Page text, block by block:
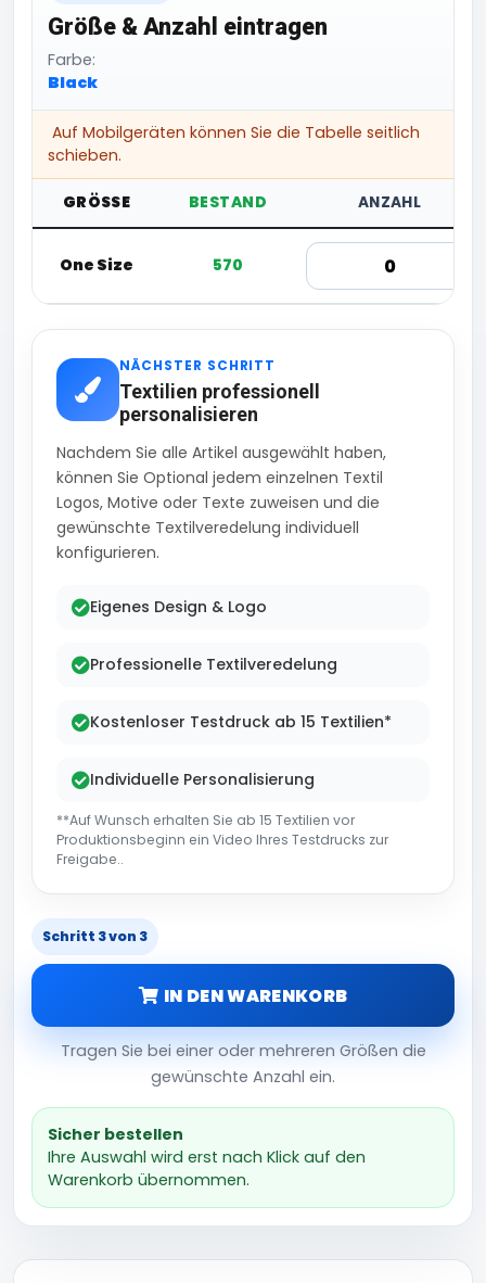
Größe & Anzahl eintragen
Farbe:
Black
Auf Mobilgeräten können Sie die Tabelle seitlich
schieben.
GRÖSSE BESTAND ANZAHL
One Size 570
NÄCHSTER SCHRITT
Textilien professionell
personalisieren
Nachdem Sie alle Artikel ausgewählt haben,
können Sie Optional jedem einzelnen Textil
Logos, Motive oder Texte zuweisen und die
gewünschte Textilveredelung individuell
konfigurieren.
Eigenes Design & Logo
Professionelle Textilveredelung
Kostenloser Testdruck ab 15 Textilien*
Individuelle Personalisierung
**Auf Wunsch erhalten Sie ab 15 Textilien vor
Produktionsbeginn ein Video Ihres Testdrucks zur
Freigabe..
Schritt 3 von 3
IN DEN WARENKORB
Tragen Sie bei einer oder mehreren Größen die
gewünschte Anzahl ein.
Sicher bestellen
Ihre Auswahl wird erst nach Klick auf den
Warenkorb übernommen.